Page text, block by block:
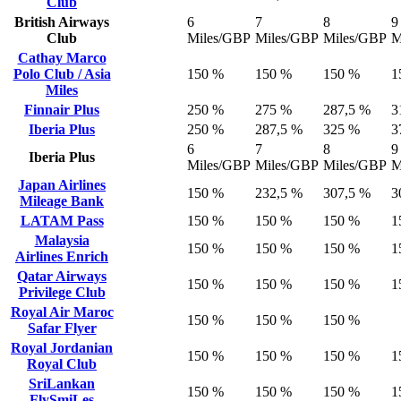
British Airways
Club
6
Miles/GBP
7
Miles/GBP
8
Miles/GBP
9
Cathay Marco
Polo Club / Asia
Miles
150 % 150 % 150 %
Finnair Plus 250 % 275 % 287,5 %
Iberia Plus
250 % 287,5 % 325 %
Iberia Plus
6
Miles/GBP
7
Miles/GBP
8
Miles/GBP
9
Japan Airlines
Mileage Bank
150 % 232,5 % 307,5 %
LATAM Pass
150 % 150 % 150 %
Malaysia
Airlines Enrich
150 % 150 % 150 %
Qatar Airways
Privilege Club
150 % 150 % 150 %
Royal Air Maroc
Safar Flyer
150 % 150 %
150 %
Royal Jordanian
Royal Club
150 % 150 % 150 %
SriLankan
150 % 150 % 150 %